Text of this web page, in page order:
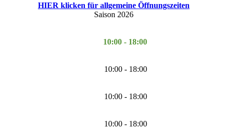
HIER klicken für allgemeine Öffnungszeiten
Saison 2026
10:00 - 18:00
10:00 - 18:00
10:00 - 18:00
10:00 - 18:00